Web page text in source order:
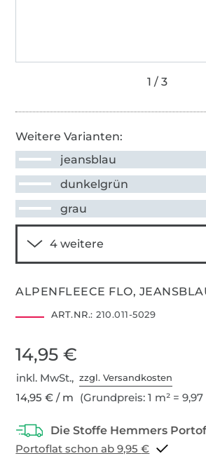
Weitere Varianten:
jeansblau
dunkelgrün
grau
ALPENFLEECE FLO,
ART.NR.: 210.011-5029
14,95 €
inkl. MwSt.,zzgl. Versandkosten
14,95 € / m (Grundpreis: 1 m² =
Portoflat schon ab 9,95 €